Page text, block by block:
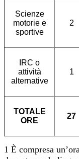
Scienze
motorie e
sportive
2
IRC o
attività
alternative
1
TOTALE
ORE
27
1 È compresa